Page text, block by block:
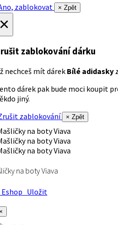
zablokovat
× Zpět
zablokování dárku
nechceš mít dárek Bílé adidasky
dárek pak bude moci koupit
jiný.
zablokování
× Zpět
na boty Viava
Uložit